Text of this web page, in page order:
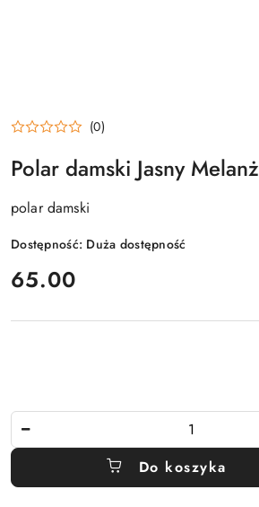
(0)
Polar damski Jasny Melanż
polar damski
Dostępność: Duża dostępność
cena:
65.00
Do koszyka